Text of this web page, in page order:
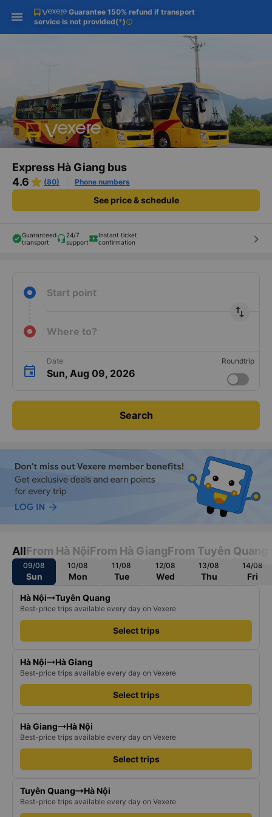
Download Vexere app!
Get exclusive member benefits
Get the FREE app
-30k/seat flight booking only on
Vexere app
Guarantee 150% refund if transport
service is not provided(*)info
Express Hà Giang bus
4.6
(80) Phone numbers
See price & schedule
Guaranteed
transport
24/7
support
Instant ticket
confirmation
keyboard_arrow_right
Start point
import_export
Where to?
Date
Sun, Aug 09, 2026
Roundtrip
Search
AllFrom Hà NộiFrom Hà GiangFrom Tuyên Quang
09/08
Sun
10/08
Mon
11/08
Tue
12/08
Wed
13/08
Thu
14/08
Fri
Hà Nội Tuyên Quang
Best-price trips available every day on Vexere
Select trips
Hà Nội Hà Giang
Best-price trips available every day on Vexere
Select trips
Hà Giang Hà Nội
Best-price trips available every day on Vexere
Select trips
Tuyên Quang Hà Nội
Best-price trips available every day on Vexere